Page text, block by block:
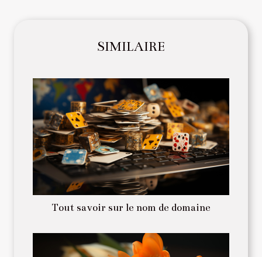
SIMILAIRE
Tout savoir sur le nom de domaine